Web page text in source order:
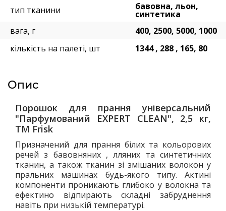
тип тканини
бавовна, льон,
синтетика
вага, г
400, 2500, 5000, 1000
кількість на палеті, шт
1344 , 288 , 165, 80
Опис
Порошок для прання універсальний
"Парфумований EXPERT CLEAN", 2,5 кг,
ТМ Frisk
Призначений для прання білих та кольорових
речей з бавовняних , лляних та синтетичних
тканин, а також тканин зі змішаних волокон у
пральних машинах будь-якого типу. Актині
компоненти проникають глибоко у волокна та
ефектино відпирають складні забруднення
навіть при низькій температурі.